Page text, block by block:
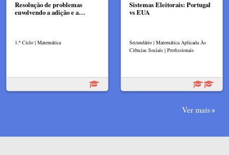
Resolução de problemas
envolvendo a adição e a…
1.º Ciclo | Matemática
Sistemas Eleitorais: Portugal
vs EUA
Secundário | Matemática Aplicada Às
Ciências Sociais | Profissionais
Ver mais